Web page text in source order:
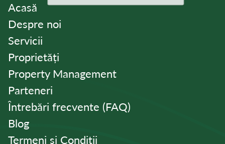
Acasă
Despre noi
Servicii
Proprietăți
Property Management
Parteneri
Întrebări frecvente (FAQ)
Blog
Termeni și Condiții